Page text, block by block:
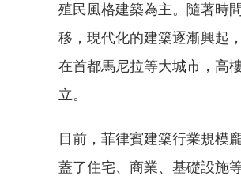
殖民風格建築為主。隨著時
移，現代化的建築逐漸興起
在首都馬尼拉等大城市，高
立。
目前，菲律賓建築行業規模
蓋了住宅、商業、基礎設施